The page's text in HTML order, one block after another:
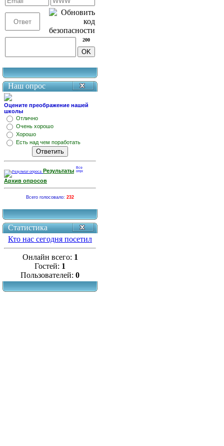
200
Наш опрос
Оцените преображение нашей
школы
Отлично
Очень хорошо
Хорошо
Есть над чем поработать
Результаты
Архив опросов
Всего голосовало: 232
Статистика
Кто нас сегодня посетил
Онлайн всего: 1
Гостей: 1
Пользователей: 0